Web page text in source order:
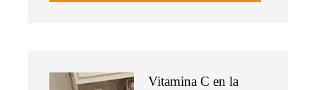
Vitamina C en la